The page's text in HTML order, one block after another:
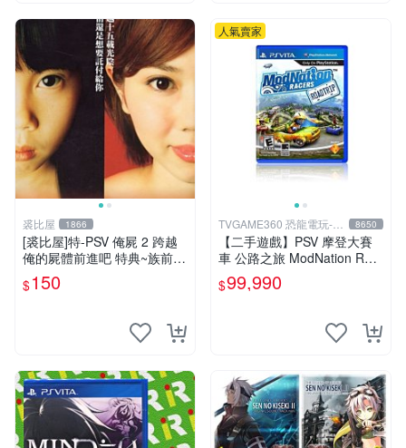
裘比屋 1866
[裘比屋]特-PSV 俺屍 2 跨越
俺的屍體前進吧 特典~族前傳
漫畫特輯(約82頁) 616
$150
人氣賣家
TVGAME360 恐龍電玩-台
中店
8650
【二手遊戲】PSV 摩登大賽
車 公路之旅 ModNation Rac
ers 中文版 【台中恐龍電玩】
$99,990